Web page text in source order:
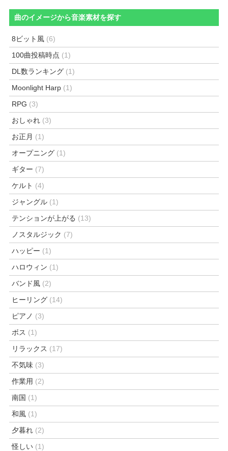
曲のイメージから音楽素材を探す
8ビット風 (6)
100曲投稿時点 (1)
DL数ランキング (1)
Moonlight Harp (1)
RPG (3)
おしゃれ (3)
お正月 (1)
オープニング (1)
ギター (7)
ケルト (4)
ジャングル (1)
テンションが上がる (13)
ノスタルジック (7)
ハッピー (1)
ハロウィン (1)
バンド風 (2)
ヒーリング (14)
ピアノ (3)
ボス (1)
リラックス (17)
不気味 (3)
作業用 (2)
南国 (1)
和風 (1)
夕暮れ (2)
怪しい (1)